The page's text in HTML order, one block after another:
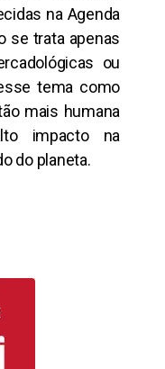
na Agenda
se trata apenas
ou
tema como
mais humana
impacto na
do planeta.